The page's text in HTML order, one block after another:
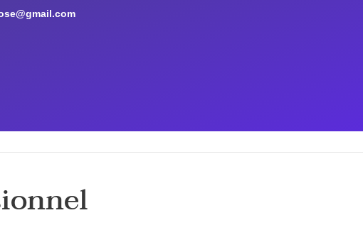
: annuaire, référencement et prise de rendez-vous pour les